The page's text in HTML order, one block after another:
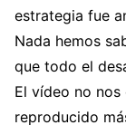
estrategia fue
Nada hemos
que todo el
El vídeo no
reproducido